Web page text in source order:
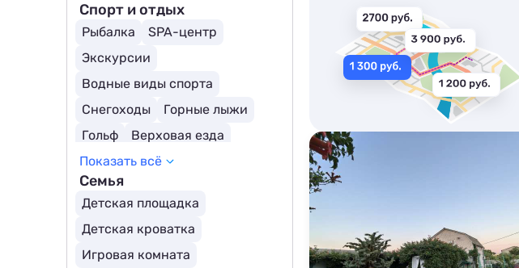
Спорт и отдых
Рыбалка
SPA-центр
Экскурсии
Водные виды спорта
Снегоходы
Горные лыжи
Гольф
Верховая езда
Пруд/озеро поблизости
Теннисный корт
Охота
Показать всё
Семья
Детская площадка
Детская кроватка
Игровая комната